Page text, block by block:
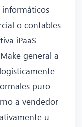
informáticos
o contables
iPaaS
general a
puro
a vendedor
u